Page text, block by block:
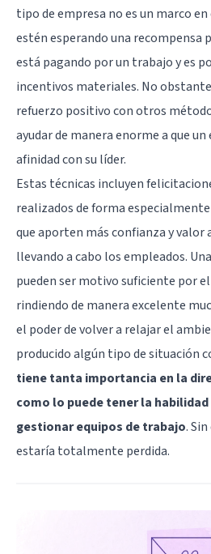
tipo de empresa no es un marco
estén esperando una recompensa
está pagando por un trabajo y es
incentivos materiales. No
refuerzo positivo con otros
ayudar de manera enorme a que
afinidad con su líder.
Estas técnicas incluyen
realizados de forma
que aporten más confianza y valor
llevando a cabo los empleados.
pueden ser motivo suficiente por
rindiendo de manera excelente
el poder de volver a relajar el
producido algún tipo de situación
tiene tanta importancia en la
como lo puede tener la
gestionar equipos de trabajo.
estaría totalmente perdida.